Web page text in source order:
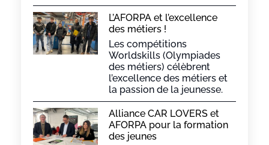
L’AFORPA et l’excellence
des métiers !
Les compétitions
Worldskills (Olympiades
des métiers) célèbrent
l’excellence des métiers et
la passion de la jeunesse.
Alliance CAR LOVERS et
AFORPA pour la formation
des jeunes